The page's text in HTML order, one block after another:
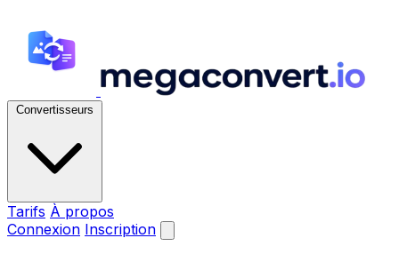
Convertisseurs
Tarifs À propos
Connexion Inscription